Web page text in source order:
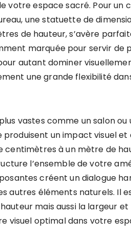
votre espace sacré. Pour un
une statuette de
de hauteur, s’avère
marquée pour servir de
autant dominer
une grande flexibilité
vastes comme un salon
un impact visuel et
centimètres à un mètre de
l’ensemble de votre
créent un dialogue
autres éléments naturels. Il
mais aussi la largeur
visuel optimal dans votre